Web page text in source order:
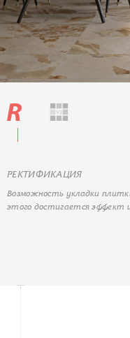
РЕКТИФИКАЦИЯ
Возможность укладки
этого достигается эффект